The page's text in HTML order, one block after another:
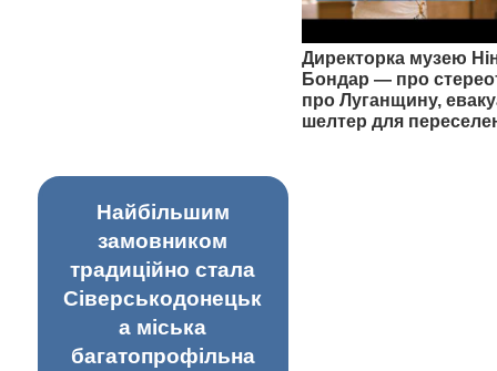
Директорка музею
Бондар — про
про Луганщину,
шелтер для
Найбільшим
замовником
традиційно стала
Сіверськодонецьк
а міська
багатопрофільна